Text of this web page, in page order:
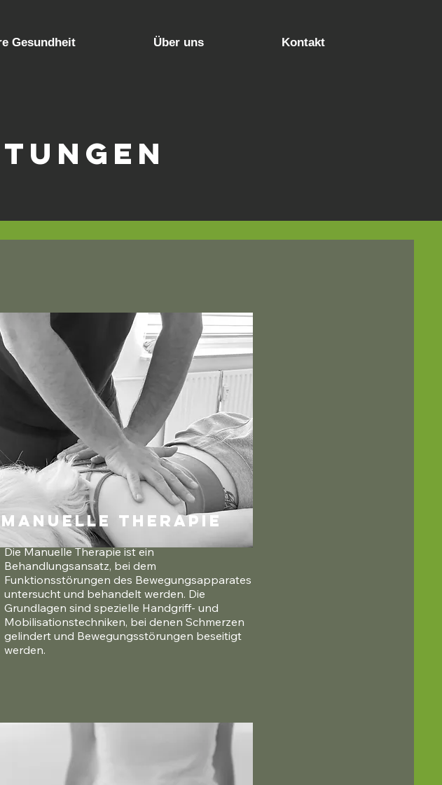
Gesundheit Über uns Kontakt
Manuelle Therapie
Die Manuelle Therapie ist ein
Behandlungsansatz, bei dem
Funktionsstörungen des Bewegungsapparates
untersucht und behandelt werden. Die
Grundlagen sind spezielle Handgriff- und
Mobilisationstechniken, bei denen Schmerzen
gelindert und Bewegungsstörungen beseitigt
werden.